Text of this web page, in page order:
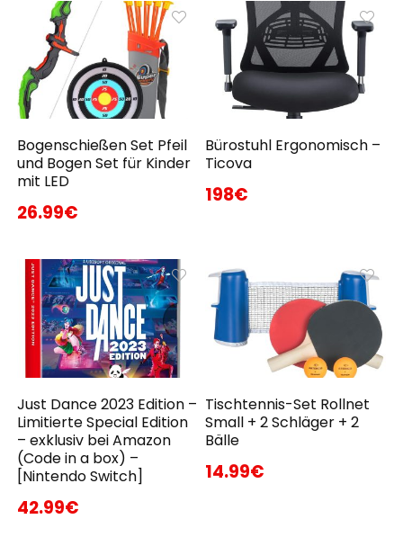
Bogenschießen Set Pfeil
und Bogen Set für Kinder
mit LED
26.99€
Bürostuhl Ergonomisch –
Ticova
198€
Just Dance 2023 Edition –
Limitierte Special Edition
– exklusiv bei Amazon
(Code in a box) –
[Nintendo Switch]
42.99€
Tischtennis-Set Rollnet
Small + 2 Schläger + 2
Bälle
14.99€